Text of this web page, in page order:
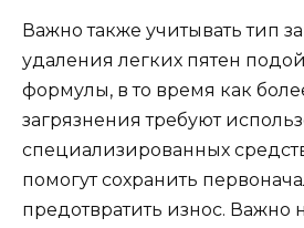
Важно также учитывать тип
удаления легких пятен
формулы, в то время как
загрязнения требуют
специализированных
помогут сохранить
предотвратить износ. Важно